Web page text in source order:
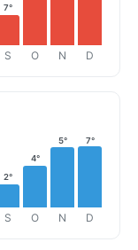
7°
S O N D
2°
S
4°
O
5°
N
7°
D